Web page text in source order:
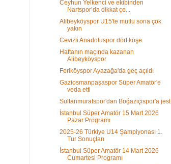
Ceyhun Yelkenci ve ekibinden
Nartspor’da dikkat çe...
Alibeyköyspor U15'te mutlu sona çok
yakın
Cevizli Anadoluspor dört köşe
Haftanın maçında kazanan
Alibeyköyspor
Feriköyspor Ayazağa'da geç açıldı
Gaziosmanpaşaspor Süper Amatör'e
veda etti
Sultanmuratspor'dan Boğaziçispor'a jest
İstanbul Süper Amatör 15 Mart 2026
Pazar Programı
2025-26 Türkiye U14 Şampiyonası 1.
Tur Sonuçları
İstanbul Süper Amatör 14 Mart 2026
Cumartesi Programı